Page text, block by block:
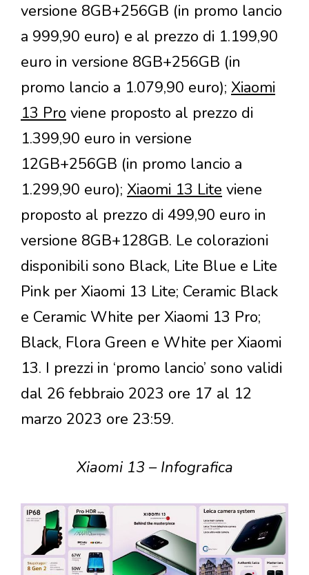
versione 8GB+256GB (in promo lancio
a 999,90 euro) e al prezzo di 1.199,90
euro in versione 8GB+256GB (in
promo lancio a 1.079,90 euro); Xiaomi
13 Pro viene proposto al prezzo di
1.399,90 euro in versione
12GB+256GB (in promo lancio a
1.299,90 euro); Xiaomi 13 Lite viene
proposto al prezzo di 499,90 euro in
versione 8GB+128GB. Le colorazioni
disponibili sono Black, Lite Blue e Lite
Pink per Xiaomi 13 Lite; Ceramic Black
e Ceramic White per Xiaomi 13 Pro;
Black, Flora Green e White per Xiaomi
13. I prezzi in ‘promo lancio’ sono validi
dal 26 febbraio 2023 ore 17 al 12
marzo 2023 ore 23:59.
Xiaomi 13 – Infografica